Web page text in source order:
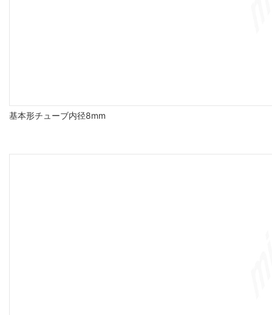
基本形チューブ内径8mm